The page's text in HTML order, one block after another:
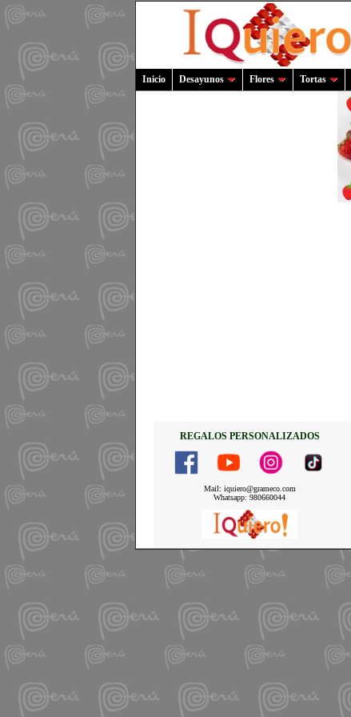
Inicio Desayunos Flores Tortas
REGALOS PERSONALIZADOS
Mail: iquiero@grameco.com
Whatsapp: 980660044